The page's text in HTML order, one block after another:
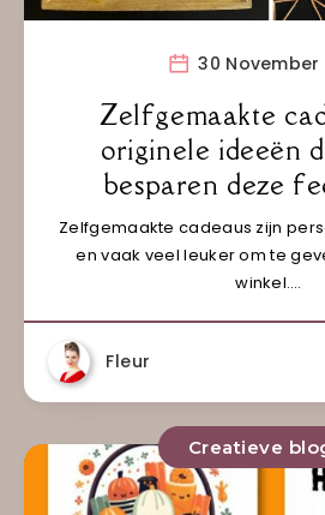
30 November
Zelfgemaakte
originele ideeën
besparen deze
Zelfgemaakte cadeaus zijn
en vaak veel leuker om te
winkel….
Fleur
Creatieve